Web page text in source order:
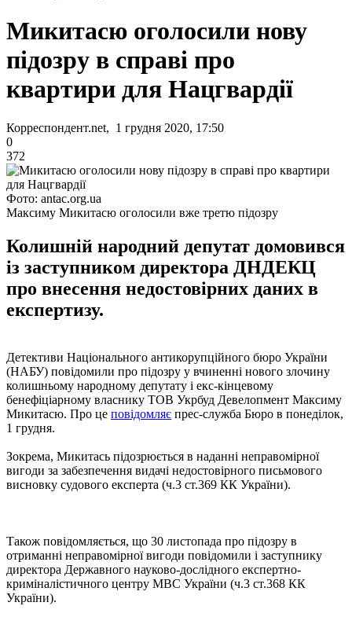
Микитасю оголосили нову
підозру в справі про
квартири для Нацгвардії
Корреспондент.net, 1 грудня 2020, 17:50
0
372
Фото: antac.org.ua
Максиму Микитасю оголосили вже третю підозру
Колишній народний депутат домовився
із заступником директора ДНДЕКЦ
про внесення недостовірних даних в
експертизу.
Детективи Національного антикорупційного бюро України
(НАБУ) повідомили про підозру у вчиненні нового злочину
колишньому народному депутату і екс-кінцевому
бенефіціарному власнику ТОВ Укрбуд Девелопмент Максиму
Микитасю. Про це повідомляє прес-служба Бюро в понеділок,
1 грудня.
Зокрема, Микитась підозрюється в наданні неправомірної
вигоди за забезпечення видачі недостовірного письмового
висновку судового експерта (ч.3 ст.369 КК України).
Також повідомляється, що 30 листопада про підозру в
отриманні неправомірної вигоди повідомили і заступнику
директора Державного науково-дослідного експертно-
криміналістичного центру МВС України (ч.3 ст.368 КК
України).